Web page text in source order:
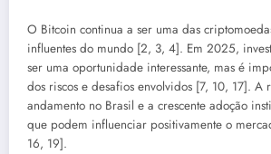
O Bitcoin continua a ser uma das
influentes do mundo [2, 3, 4]. Em 2025,
ser uma oportunidade interessante, mas é
dos riscos e desafios envolvidos [7, 10, 17]. A
andamento no Brasil e a crescente adoção
que podem influenciar positivamente o
16, 19].